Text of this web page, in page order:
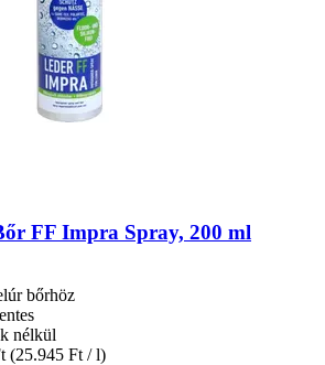
FF Impra Spray, 200 ml
bőrhöz
nélkül
(25.945 Ft / l)